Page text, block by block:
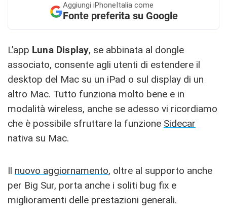
Aggiungi iPhoneItalia come
Fonte preferita su Google
L’app Luna Display, se abbinata al dongle
associato, consente agli utenti di estendere il
desktop del Mac su un iPad o sul display di un
altro Mac. Tutto funziona molto bene e in
modalità wireless, anche se adesso vi ricordiamo
che è possibile sfruttare la funzione Sidecar
nativa su Mac.
Il nuovo aggiornamento, oltre al supporto anche
per Big Sur, porta anche i soliti bug fix e
miglioramenti delle prestazioni generali.